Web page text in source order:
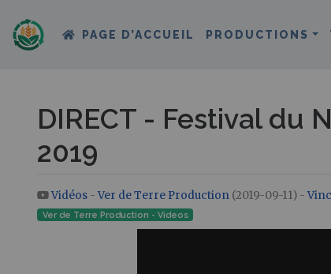
PAGE D’ACCUEIL PRODUCTIONS
DIRECT - Festival du
2019
Aller à :navigation,rechercher
Vidéos - Ver de Terre Production (2019-09-11) -
Ver de Terre Production - Videos